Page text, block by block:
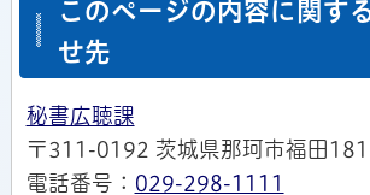
このページの内容に関す
せ先
秘書広聴課
〒311-0192 茨城県那珂市福田
電話番号： 029-298-1111